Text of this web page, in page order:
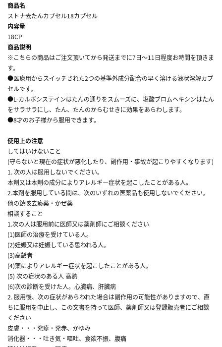
商品名
ストナ去たんカプセル18カプセル
内容量
18CP
商品説明
※こちらの商品はご注文頂いてから発送までに7日～11日程度お時間を頂きま
す。
●医療用からスイッチされた2つの基準外成分配合の早く溶ける液状溶解カプ
セルです。
●L-カルボシステインはたんの通りをスムーズに、塩酸ブロムヘキシンはたん
をサラサラにし、たん、たんのからむせきに効果をあらわします。
●8才のお子様から服用できます。
使用上の注意
してはいけないこと
(守らないと現在の症状が悪化したり、副作用・事故が起こりやすくなります)
1. 次の人は服用しないでください。
本剤又は本剤の成分によりアレルギー症状を起こしたことがある人。
2.本剤を服用している間は、次のいずれの医薬品も使用しないでください。
他の鎮咳去痰薬・かぜ薬
相談すること
1.次の人は服用前に医師又は薬剤師にご相談ください
(1)医師の治療を受けている人。
(2)妊娠又は妊娠している思われる人。
(3)高齢者
(4)薬によりアレルギー症状を起こしたことがある人。
(5) 次の症状のある人 高熱
(6)次の診断を受けた人。心臓病、肝臓病
2. 服用後、次の症状があらわれた場合は副作用の可能性がありますので、直
ちに服用を中止し、この文書を持って医師、薬剤師又は登録販売者にご相談
ください
皮膚・・・発疹・発赤、かゆみ
消化器・・・吐き気・嘔吐、食欲不振、腹痛